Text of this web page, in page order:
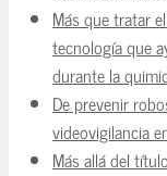
Más que tratar
tecnología que
durante la
De prevenir
videovigilancia
Más allá del